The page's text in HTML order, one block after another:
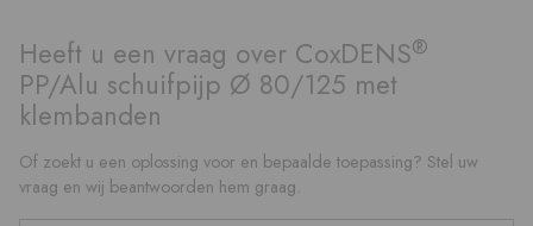
Heeft u een vraag over CoxDENS®
PP/Alu schuifpijp Ø 80/125 met
klembanden
Of zoekt u een oplossing voor en bepaalde toepassing? Stel uw
vraag en wij beantwoorden hem graag.